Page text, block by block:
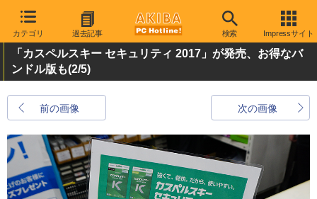
カテゴリ 過去記事 検索 Impressサイト
「カスペルスキー セキュリティ 2017」が発売、お得なバ
ンドル版も(2/5)
前の画像 次の画像